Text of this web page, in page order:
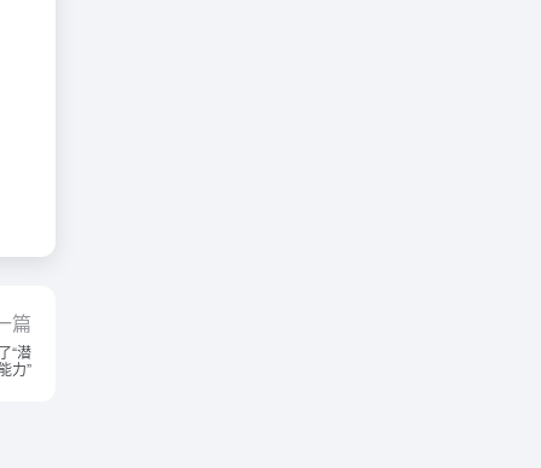
篇
“潜
力”